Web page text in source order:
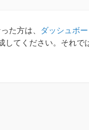
た方は、 ダッシュボー
してください。それで